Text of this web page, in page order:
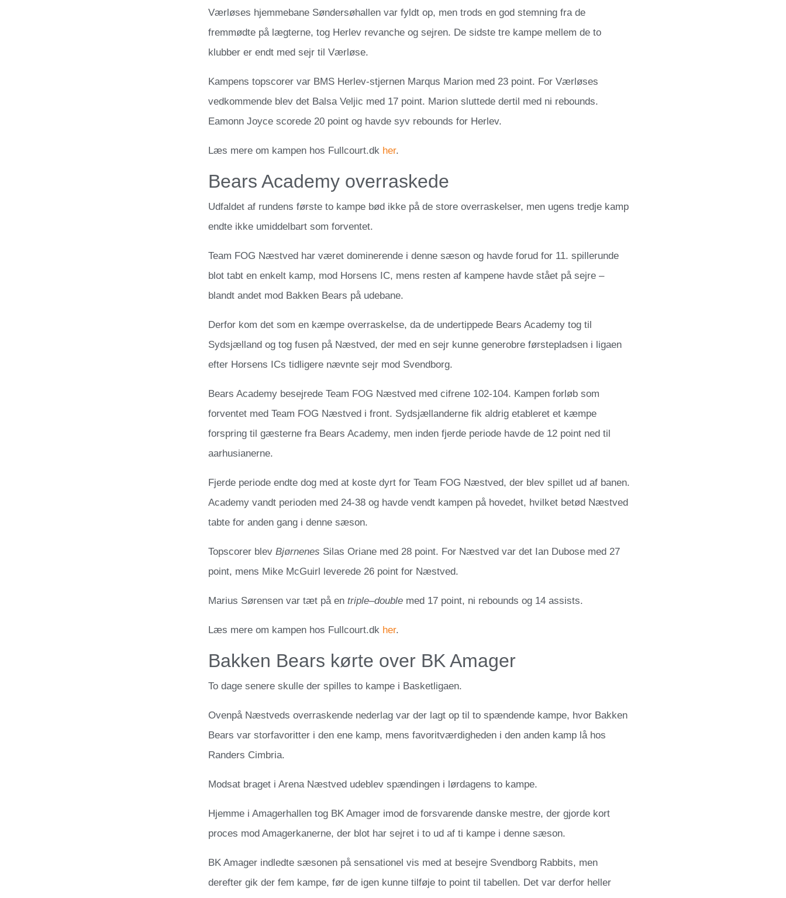
Værløses hjemmebane Søndersøhallen var fyldt op, men trods en god stemning fra de
fremmødte på lægterne, tog Herlev revanche og sejren. De sidste tre kampe mellem de to
klubber er endt med sejr til Værløse.
Kampens topscorer var BMS Herlev-stjernen Marqus Marion med 23 point. For Værløses
vedkommende blev det Balsa Veljic med 17 point. Marion sluttede dertil med ni rebounds.
Eamonn Joyce scorede 20 point og havde syv rebounds for Herlev.
Læs mere om kampen hos Fullcourt.dk her.
Bears Academy overraskede
Udfaldet af rundens første to kampe bød ikke på de store overraskelser, men ugens tredje kamp
endte ikke umiddelbart som forventet.
Team FOG Næstved har været dominerende i denne sæson og havde forud for 11. spillerunde
blot tabt en enkelt kamp, mod Horsens IC, mens resten af kampene havde stået på sejre –
blandt andet mod Bakken Bears på udebane.
Derfor kom det som en kæmpe overraskelse, da de undertippede Bears Academy tog til
Sydsjælland og tog fusen på Næstved, der med en sejr kunne generobre førstepladsen i ligaen
efter Horsens ICs tidligere nævnte sejr mod Svendborg.
Bears Academy besejrede Team FOG Næstved med cifrene 102-104. Kampen forløb som
forventet med Team FOG Næstved i front. Sydsjællanderne fik aldrig etableret et kæmpe
forspring til gæsterne fra Bears Academy, men inden fjerde periode havde de 12 point ned til
aarhusianerne.
Fjerde periode endte dog med at koste dyrt for Team FOG Næstved, der blev spillet ud af banen.
Academy vandt perioden med 24-38 og havde vendt kampen på hovedet, hvilket betød Næstved
tabte for anden gang i denne sæson.
Topscorer blev Bjørnenes Silas Oriane med 28 point. For Næstved var det Ian Dubose med 27
point, mens Mike McGuirl leverede 26 point for Næstved.
Marius Sørensen var tæt på en triple–doublemed 17 point, ni rebounds og 14 assists.
Læs mere om kampen hos Fullcourt.dk her.
Bakken Bears kørte over BK Amager
To dage senere skulle der spilles to kampe i Basketligaen.
Ovenpå Næstveds overraskende nederlag var der lagt op til to spændende kampe, hvor Bakken
Bears var storfavoritter i den ene kamp, mens favoritværdigheden i den anden kamp lå hos
Randers Cimbria.
Modsat braget i Arena Næstved udeblev spændingen i lørdagens to kampe.
Hjemme i Amagerhallen tog BK Amager imod de forsvarende danske mestre, der gjorde kort
proces mod Amagerkanerne, der blot har sejret i to ud af ti kampe i denne sæson.
BK Amager indledte sæsonen på sensationel vis med at besejre Svendborg Rabbits, men
derefter gik der fem kampe, før de igen kunne tilføje to point til tabellen. Det var derfor heller